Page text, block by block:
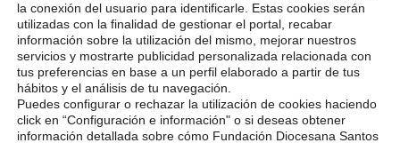
COPYRIGHT 2025 FUNDACIÓN DIOCESANA
SANTOS MÁRTIRES, ALL RIGHT RESERVED
la conexión del usuario para identificarle. Estas cookies serán
utilizadas con la finalidad de gestionar el portal, recabar
información sobre la utilización del mismo, mejorar nuestros
servicios y mostrarte publicidad personalizada relacionada con
tus preferencias en base a un perfil elaborado a partir de tus
hábitos y el análisis de tu navegación.
Puedes configurar o rechazar la utilización de cookies haciendo
click en “Configuración e información" o si deseas obtener
información detallada sobre cómo Fundación Diocesana Santos